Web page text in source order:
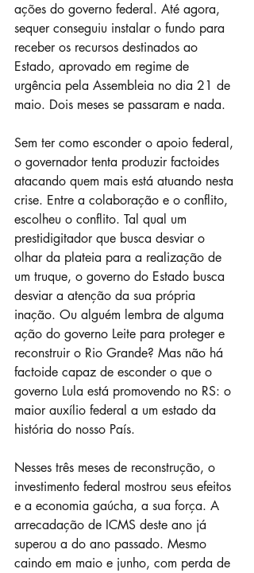
ações do governo federal. Até agora,
sequer conseguiu instalar o fundo para
receber os recursos destinados ao
Estado, aprovado em regime de
urgência pela Assembleia no dia 21 de
maio. Dois meses se passaram e nada.
Sem ter como esconder o apoio federal,
o governador tenta produzir factoides
atacando quem mais está atuando nesta
crise. Entre a colaboração e o conflito,
escolheu o conflito. Tal qual um
prestidigitador que busca desviar o
olhar da plateia para a realização de
um truque, o governo do Estado busca
desviar a atenção da sua própria
inação. Ou alguém lembra de alguma
ação do governo Leite para proteger e
reconstruir o Rio Grande? Mas não há
factoide capaz de esconder o que o
governo Lula está promovendo no RS: o
maior auxílio federal a um estado da
história do nosso País.
Nesses três meses de reconstrução, o
investimento federal mostrou seus efeitos
e a economia gaúcha, a sua força. A
arrecadação de ICMS deste ano já
superou a do ano passado. Mesmo
caindo em maio e junho, com perda de